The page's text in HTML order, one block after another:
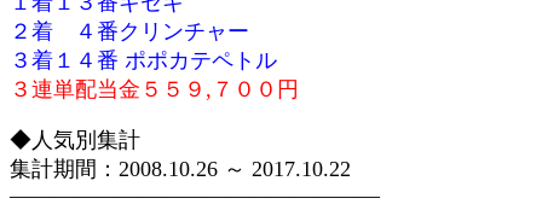
２着 ４番クリンチャー
３着１４番 ポポカテペトル
３連単配当金５５９,７００円
◆人気別集計
集計期間：2008.10.26 ～ 2017.10.22
—————————————————